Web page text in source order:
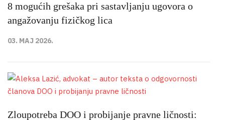
8 mogućih grešaka pri sastavljanju ugovora o
angažovanju fizičkog lica
03. MAJ 2026.
Zloupotreba DOO i probijanje pravne ličnosti: